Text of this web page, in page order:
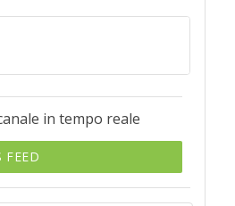
in tempo reale
FEED